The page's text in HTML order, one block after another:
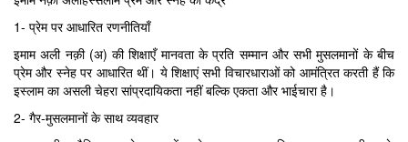
1- प्रेम पर आधारित रणनीतियाँ
इमाम अली नक़ी (अ) की शिक्षाएँ मानवता के प्रति सम्मान और सभी मुसलमानों के बीच
प्रेम और स्नेह पर आधारित थीं। ये शिक्षाएं सभी विचारधाराओं को आमंत्रित करती हैं कि
इस्लाम का असली चेहरा सांप्रदायिकता नहीं बल्कि एकता और भाईचारा है।
2- गैर-मुसलमानों के साथ व्यवहार